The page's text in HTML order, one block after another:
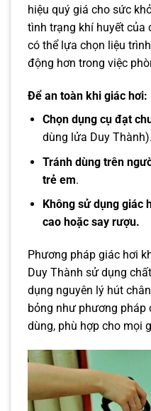
hiệu quý giá cho sức
tình trạng khí huyết của
có thể lựa chọn liệu
động hơn trong việc
Để an toàn khi giác hơi:
Chọn dụng cụ đạt
dùng lửa Duy Thành).
Tránh dùng trên
trẻ em.
Không sử dụng giác
cao hoặc say rượu.
Phương pháp giác hơi
Duy Thành sử dụng
dụng nguyên lý hút
bỏng như phương pháp
dùng, phù hợp cho mọi